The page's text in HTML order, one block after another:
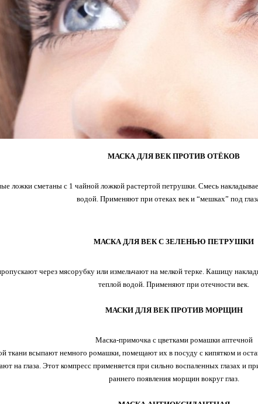
МАСКА ДЛЯ ВЕК ПРОТИВ ОТЁКОВ
ложки сметаны с 1 чайной ложкой растертой петрушки. Смесь
водой. Применяют при отеках век и “мешках” под
МАСКА ДЛЯ ВЕК С ЗЕЛЕНЬЮ ПЕТРУШКИ
через мясорубку или измельчают на мелкой терке. Кашицу
теплой водой. Применяют при отечности век.
МАСКИ ДЛЯ ВЕК ПРОТИВ МОРЩИН
Маска-примочка с цветками ромашки аптечной
ткани всыпают немного ромашки, помещают их в посуду с кипятком и
на глаза. Этот компресс применяется при сильно воспаленных глазах и
раннего появления морщин вокруг глаз.